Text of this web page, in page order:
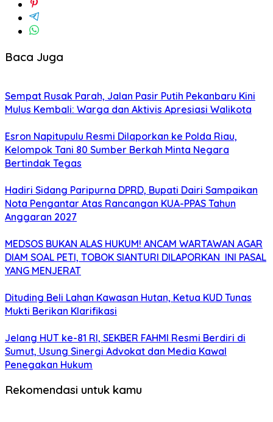
Baca Juga
Sempat Rusak Parah, Jalan Pasir Putih Pekanbaru Kini
Mulus Kembali: Warga dan Aktivis Apresiasi Walikota
Esron Napitupulu Resmi Dilaporkan ke Polda Riau,
Kelompok Tani 80 Sumber Berkah Minta Negara
Bertindak Tegas
Hadiri Sidang Paripurna DPRD, Bupati Dairi Sampaikan
Nota Pengantar Atas Rancangan KUA-PPAS Tahun
Anggaran 2027
MEDSOS BUKAN ALAS HUKUM! ANCAM WARTAWAN AGAR
DIAM SOAL PETI, TOBOK SIANTURI DILAPORKAN INI PASAL
YANG MENJERAT
Dituding Beli Lahan Kawasan Hutan, Ketua KUD Tunas
Mukti Berikan Klarifikasi
Jelang HUT ke-81 RI, SEKBER FAHMI Resmi Berdiri di
Sumut, Usung Sinergi Advokat dan Media Kawal
Penegakan Hukum
Rekomendasi untuk kamu